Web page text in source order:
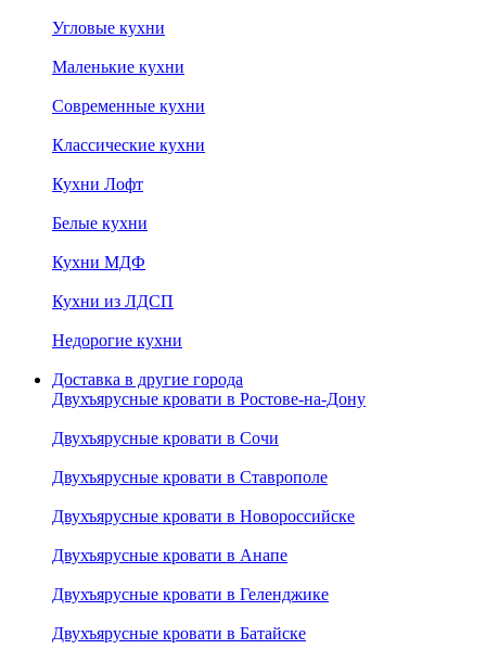
Угловые кухни
Маленькие кухни
Современные кухни
Классические кухни
Кухни Лофт
Белые кухни
Кухни МДФ
Кухни из ЛДСП
Недорогие кухни
Доставка в другие города
Двухъярусные кровати в Ростове-на-Дону
Двухъярусные кровати в Сочи
Двухъярусные кровати в Ставрополе
Двухъярусные кровати в Новороссийске
Двухъярусные кровати в Анапе
Двухъярусные кровати в Геленджике
Двухъярусные кровати в Батайске